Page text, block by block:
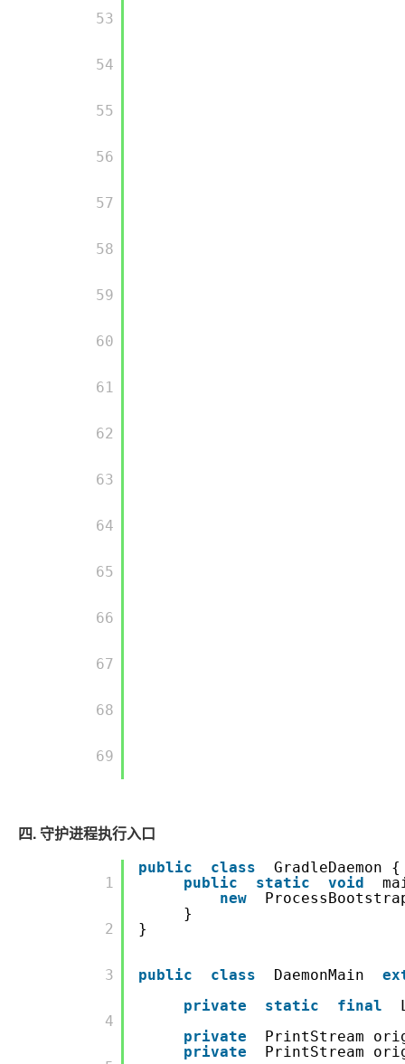
       53
       54
       55
       56
       57
       58
       59
       60
       61
       62
       63
       64
       65
       66
       67
       68
       69
四. 守护进程执行入口
       1
       2
       3
       4
public class
GradleDaemon {
public
static void
new
}
}
public class DaemonMain
private
static final
private
PrintStream
private
PrintStream